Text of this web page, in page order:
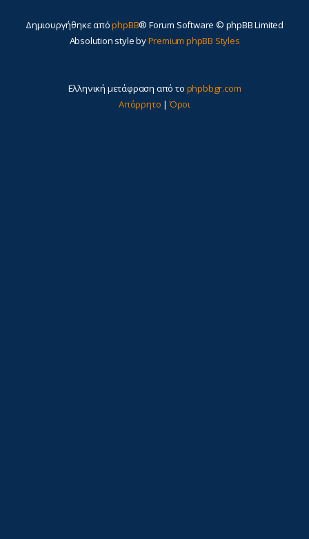
Δημιουργήθηκε απόphpBB® Forum Software © phpBB Limited
Absolution style byPremium phpBB Styles
Ελληνική μετάφραση από το phpbbgr.com
Απόρρητο |Όροι